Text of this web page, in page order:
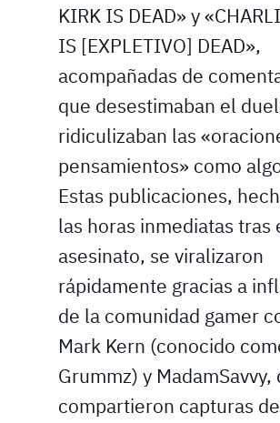
KIRK IS DEAD» y
IS [EXPLETIVO] DEAD»,
acompañadas de
que desestimaban el
ridiculizaban las
pensamientos» como
Estas publicaciones,
las horas inmediatas tras
asesinato, se viralizaron
rápidamente gracias a
de la comunidad gamer
Mark Kern (conocido
Grummz) y MadamSavvy,
compartieron capturas de